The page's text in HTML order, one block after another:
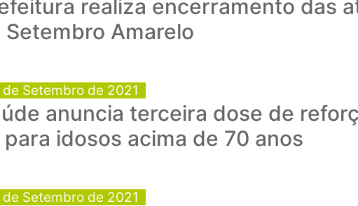
realiza encerramento das
Setembro Amarelo
de Setembro de 2021
anuncia terceira dose de
para idosos acima de 70 anos
de Setembro de 2021